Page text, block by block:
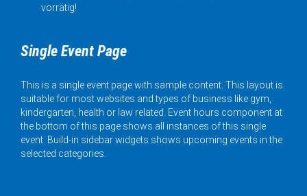
vorrätig!
Single Event Page
This is a single event page with sample content. This layout is
suitable for most websites and types of business like gym,
kindergarten, health or law related. Event hours component at
the bottom of this page shows all instances of this single
event. Build-in sidebar widgets shows upcoming events in the
selected categories.